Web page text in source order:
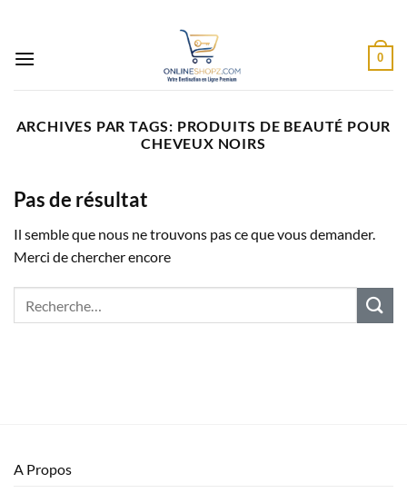
contenu
0
ARCHIVES PAR TAGS: PRODUITS DE BEAUTÉ POUR
CHEVEUX NOIRS
Pas de résultat
Il semble que nous ne trouvons pas ce que vous demander.
Merci de chercher encore
A Propos